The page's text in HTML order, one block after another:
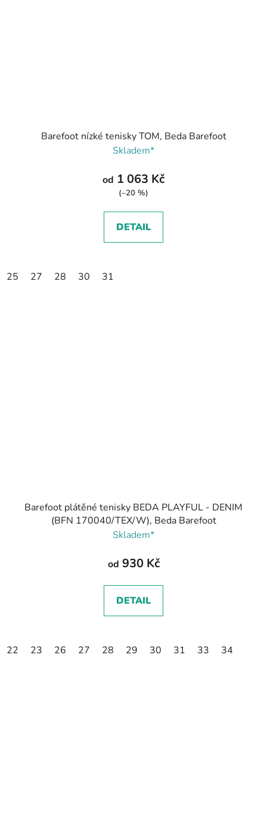
Barefoot nízké tenisky TOM, Beda Barefoot
Skladem*
od 1 063 Kč
(–20 %)
DETAIL
25 27 28 30 31
Barefoot plátěné tenisky BEDA PLAYFUL - DENIM
(BFN 170040/TEX/W), Beda Barefoot
Skladem*
od 930 Kč
DETAIL
22 23 26 27 28 29 30 31 33 34